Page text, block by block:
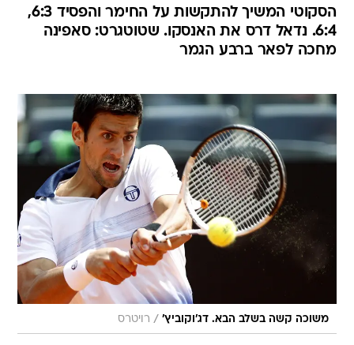
הסקוטי המשיך להתקשות על החימר והפסיד 6:3,
6:4. נדאל דרס את האנסקו. שטוטגרט: סאפינה
מחכה לפאר ברבע הגמר
משוכה קשה בשלב הבא. דג'וקוביץ' / רויטרס